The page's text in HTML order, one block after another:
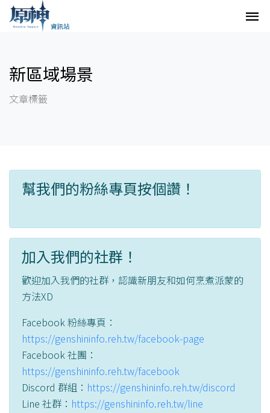
新區域場景
文章標籤
幫我們的粉絲專頁按個讚！
加入我們的社群！
歡迎加入我們的社群，認識新朋友和如何烹煮派蒙的
方法XD
Facebook 粉絲專頁：
https://genshininfo.reh.tw/facebook-page
Facebook 社團：
https://genshininfo.reh.tw/facebook
Discord 群組： https://genshininfo.reh.tw/discord
Line 社群： https://genshininfo.reh.tw/line